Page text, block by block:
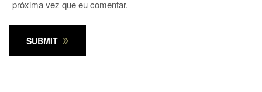
próxima vez que eu comentar.
SUBMIT